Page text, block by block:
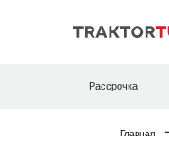
Рассрочка
Главная